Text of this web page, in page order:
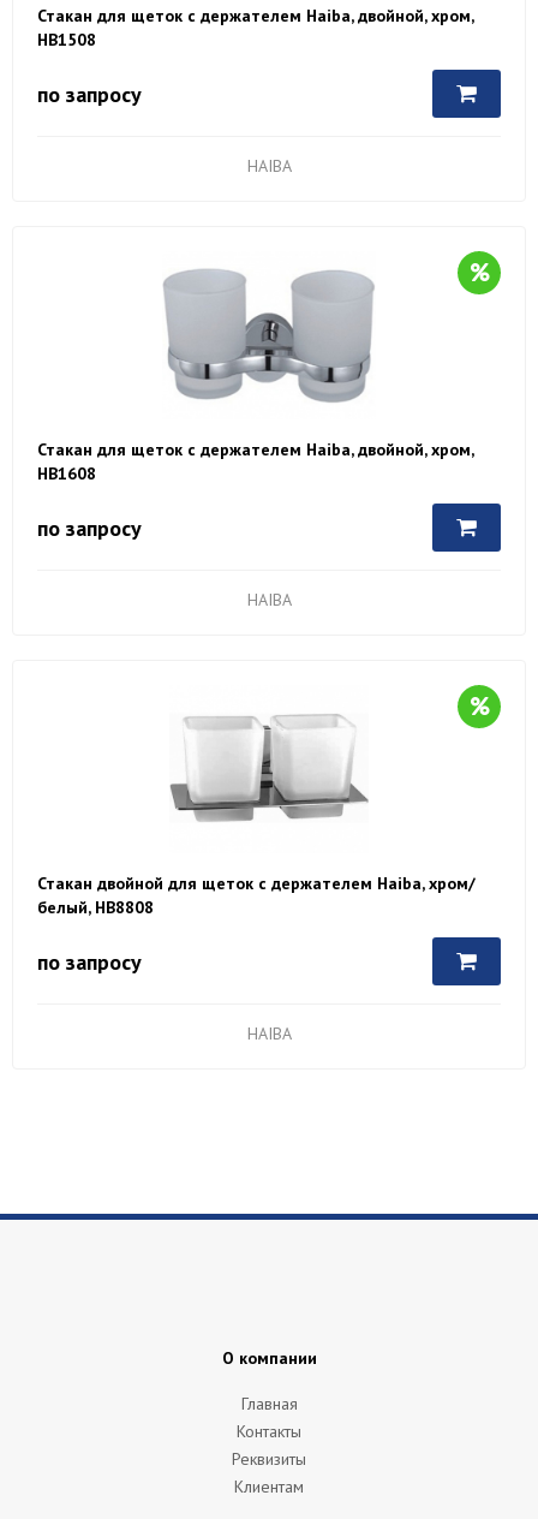
Стакан для щеток с держателем Haiba, двойной, хром,
HB1508
по запросу
HAIBA
Стакан для щеток с держателем Haiba, двойной, хром,
HB1608
по запросу
HAIBA
Стакан двойной для щеток с держателем Haiba, хром/
белый, HB8808
по запросу
HAIBA
О компании
Главная
Контакты
Реквизиты
Клиентам